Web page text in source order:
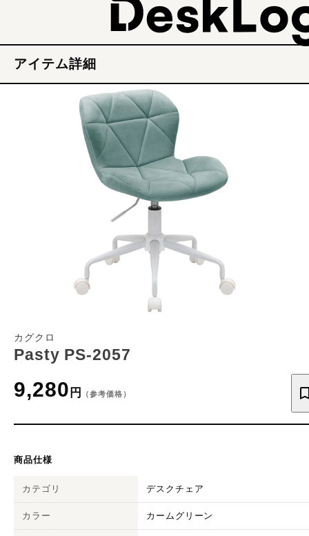
アイテム詳細
カグクロ
Pasty PS-2057
9,280 円 （参考価格）
商品仕様
カテゴリ デスクチェア
カラー カームグリーン